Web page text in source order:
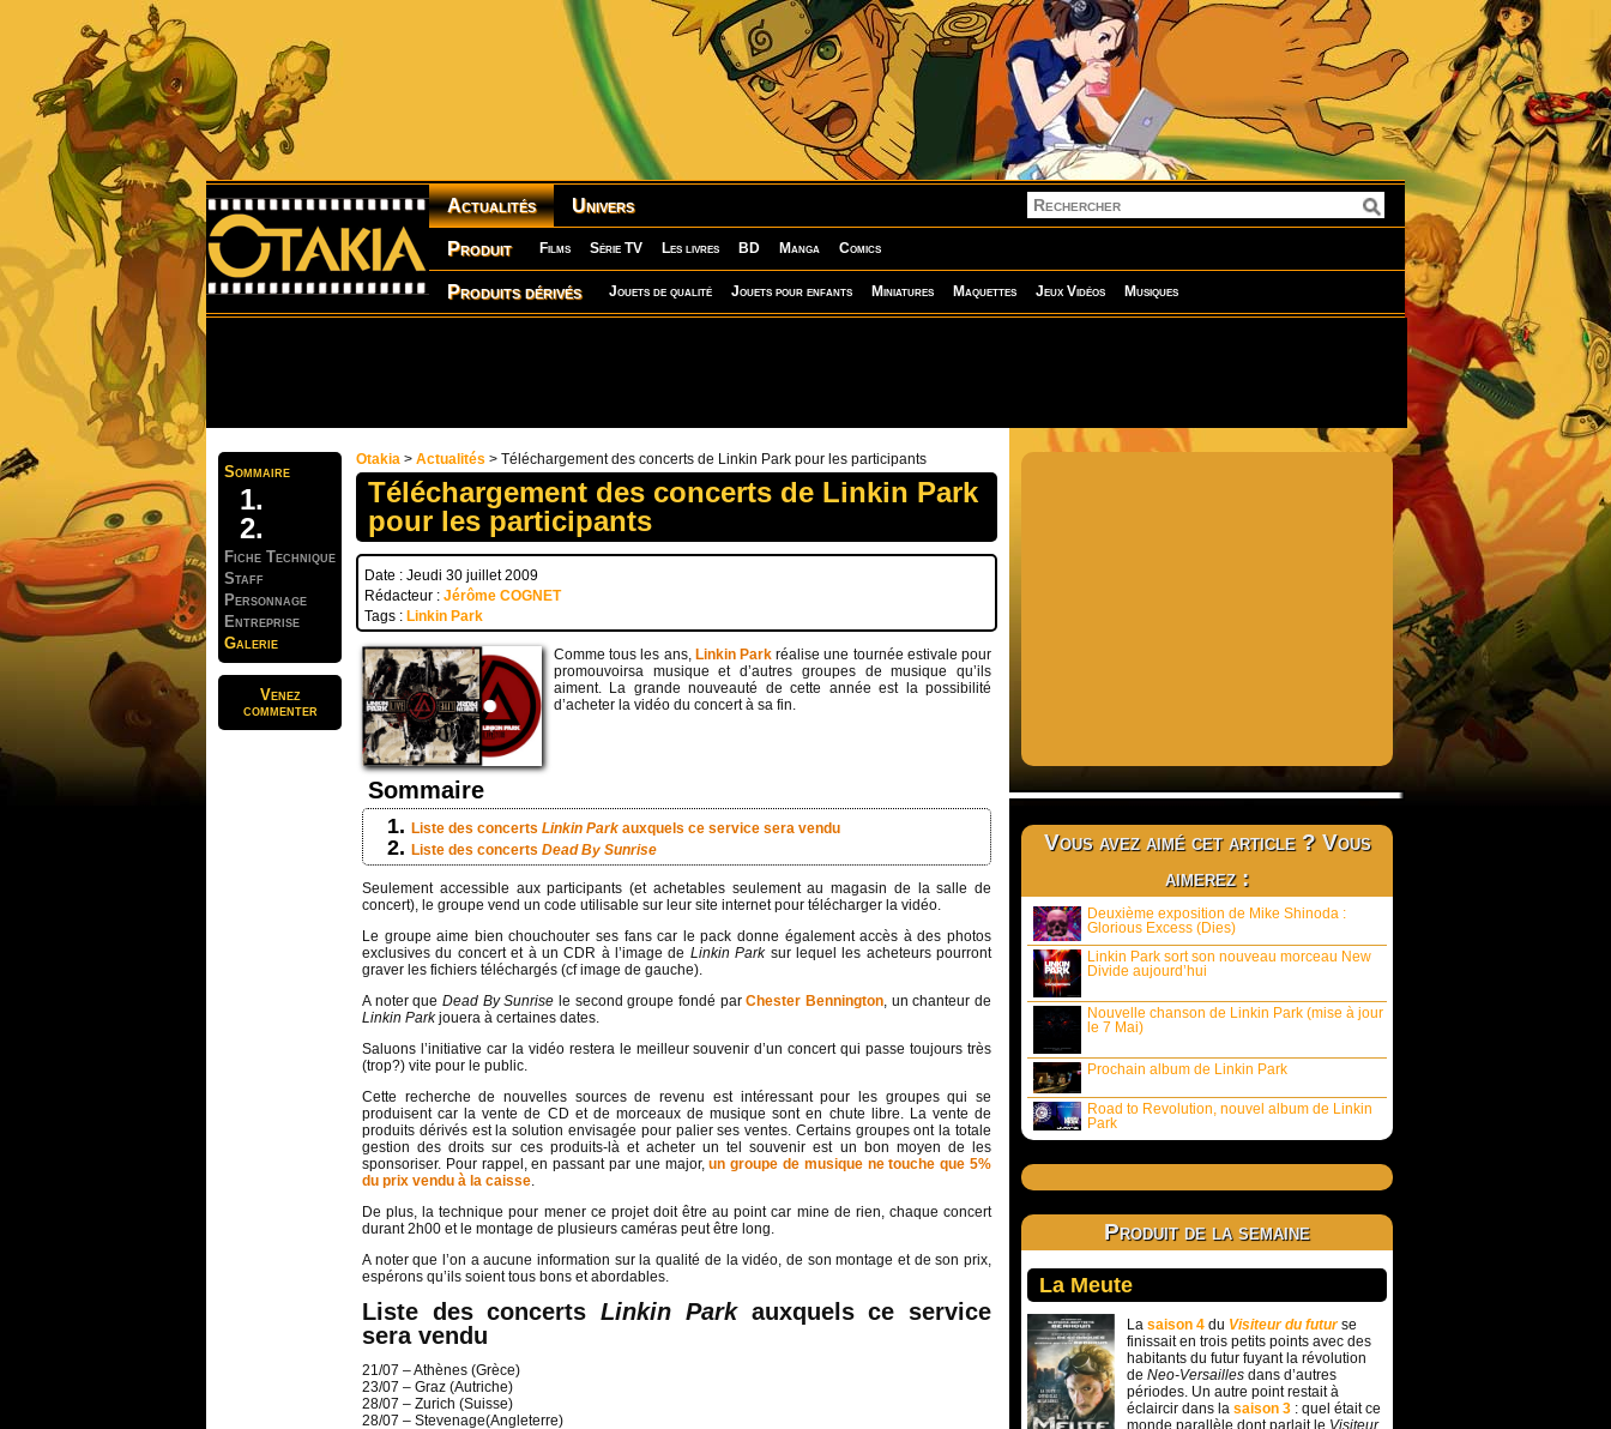
Actualités Univers
Produit Films Série TV Les livres BD Manga Comics
Produits dérivés Jouets de qualité Jouets pour enfants Miniatures Maquettes Jeux Vidéos Musiques
Sommaire
Fiche Technique
Staff
Personnage
Entreprise
Galerie
Venez
commenter
Otakia > Actualités > Téléchargement des concerts de Linkin Park pour les participants
Téléchargement des concerts de Linkin Park
pour les participants
Date : Jeudi 30 juillet 2009
Rédacteur : Jérôme COGNET
Tags : Linkin Park
Comme tous les ans, Linkin Park réalise une tournée estivale pour
promouvoirsa musique et d’autres groupes de musique qu’ils
aiment. La grande nouveauté de cette année est la possibilité
d’acheter la vidéo du concert à sa fin.
Sommaire
Liste des concerts Linkin Park auxquels ce service sera vendu
Liste des concerts Dead By Sunrise
Seulement accessible aux participants (et achetables seulement au magasin de la salle de
concert), le groupe vend un code utilisable sur leur site internet pour télécharger la vidéo.
Le groupe aime bien chouchouter ses fans car le pack donne également accès à des photos
exclusives du concert et à un CDR à l’image de Linkin Parksur lequel les acheteurs pourront
graver les fichiers téléchargés (cf image de gauche).
A noter que Dead By Sunrise le second groupe fondé parChester Bennington, un chanteur de
Linkin Parkjouera à certaines dates.
Saluons l’initiative car la vidéo restera le meilleur souvenir d’un concert qui passe toujours très
(trop?) vite pour le public.
Cette recherche de nouvelles sources de revenu est intéressant pour les groupes qui se
produisent car la vente de CD et de morceaux de musique sont en chute libre. La vente de
produits dérivés est la solution envisagée pour palier ses ventes. Certains groupes ont la totale
gestion des droits sur ces produits-là et acheter un tel souvenir est un bon moyen de les
sponsoriser. Pour rappel, en passant par une major,un groupe de musique ne touche que 5%
du prix vendu à la caisse.
De plus, la technique pour mener ce projet doit être au point car mine de rien, chaque concert
durant 2h00 et le montage de plusieurs caméras peut être long.
A noter que l’on a aucune information sur la qualité de la vidéo, de son montage et de son prix,
espérons qu’ils soient tous bons et abordables.
Liste des concertsLinkin Parkauxquels ce service
sera vendu
21/07 – Athènes (Grèce)
23/07 – Graz (Autriche)
28/07 – Zurich (Suisse)
28/07 – Stevenage(Angleterre)
Vous avez aimé cet article ? Vous
aimerez :
Deuxième exposition de Mike Shinoda :
Glorious Excess (Dies)
Linkin Park sort son nouveau morceau New
Divide aujourd’hui
Nouvelle chanson de Linkin Park (mise à jour
le 7 Mai)
Prochain album de Linkin Park
Road to Revolution, nouvel album de Linkin
Park
Produit de la semaine
La Meute
La saison 4 du Visiteur du futurse
finissait en trois petits points avec des
habitants du futur fuyant la révolution
de Neo-Versailles dans d’autres
périodes. Un autre point restait à
éclaircir dans la saison 3 : quel était ce
monde parallèle dont parlait le Visiteur